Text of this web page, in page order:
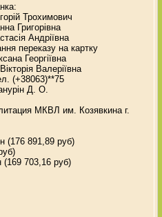
Трохимович
Григорівна
Андріївна
переказу на картку
Георгіївна
Валеріївна
(+38063)**75
Д. О.
МКВЛ им. Козявкина г.
(176 891,89 руб)
(169 703,16 руб)